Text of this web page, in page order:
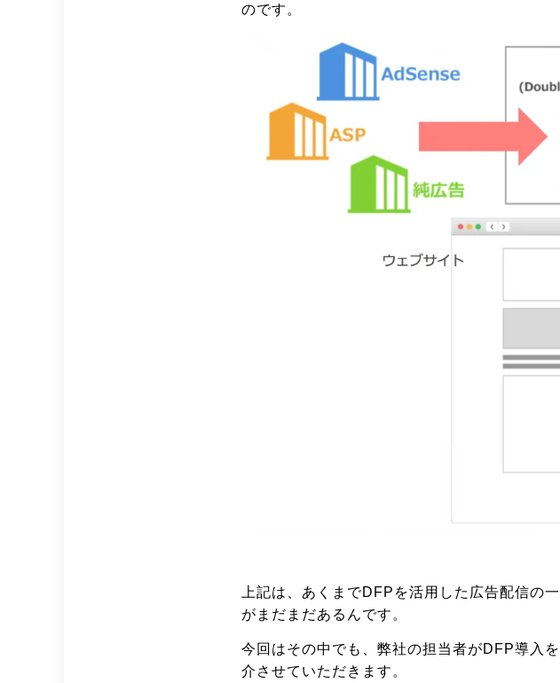
のです。
上記は、あくまでDFPを活用した広告配信の
がまだまだあるんです。
今回はその中でも、弊社の担当者がDFP導入
介させていただきます。